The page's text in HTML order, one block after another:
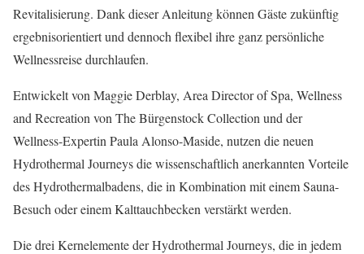
Revitalisierung. Dank dieser Anleitung können Gäste zukünftig
ergebnisorientiert und dennoch flexibel ihre ganz persönliche
Wellnessreise durchlaufen.
Entwickelt von Maggie Derblay, Area Director of Spa, Wellness
and Recreation von The Bürgenstock Collection und der
Wellness-Expertin Paula Alonso-Maside, nutzen die neuen
Hydrothermal Journeys die wissenschaftlich anerkannten Vorteile
des Hydrothermalbadens, die in Kombination mit einem Sauna-
Besuch oder einem Kalttauchbecken verstärkt werden.
Die drei Kernelemente der Hydrothermal Journeys, die in jedem